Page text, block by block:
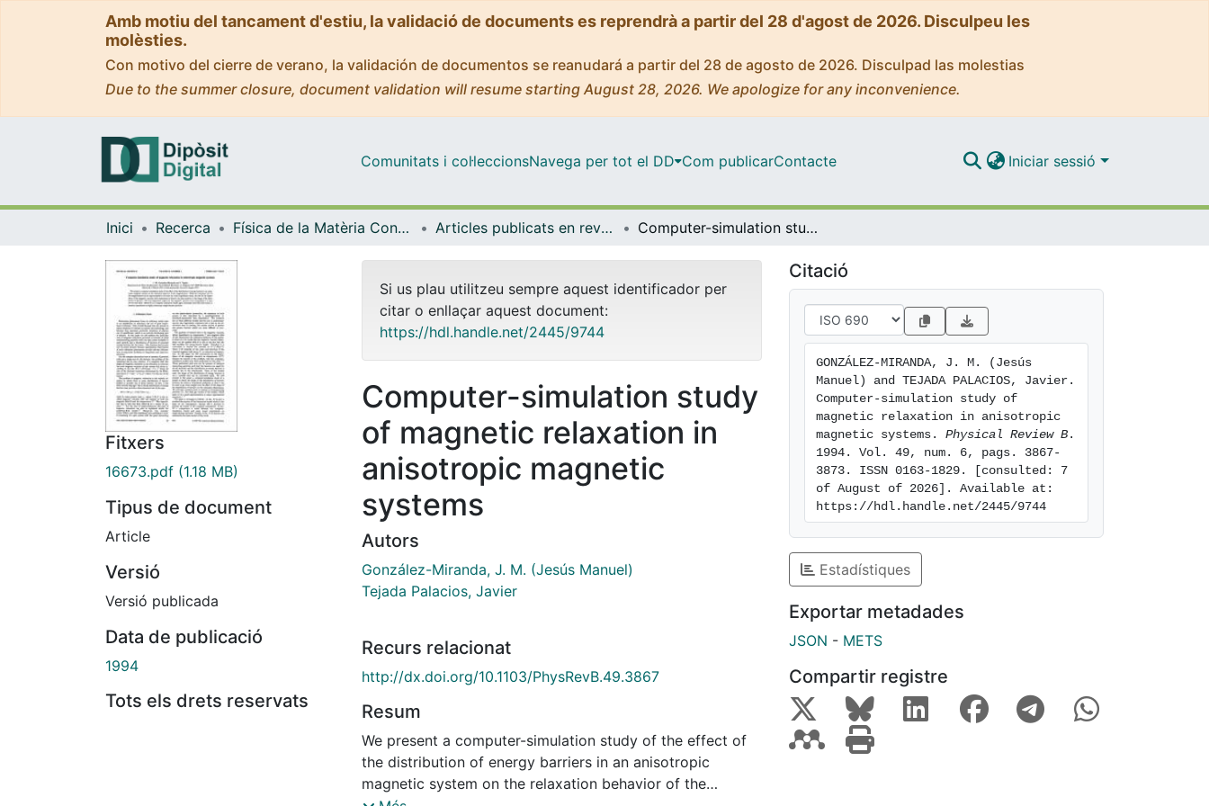
Amb motiu del tancament d'estiu, la validació de documents es reprendrà a partir del 28 d'agost de 2026. Disculpeu les
molèsties.
Con motivo del cierre de verano, la validación de documentos se reanudará a partir del 28 de agosto de 2026. Disculpad las molestias
Due to the summer closure, document validation will resume starting August 28, 2026. We apologize for any inconvenience.
Comunitats i col·leccionsNavega per tot el DD Com publicarContacte Iniciar sessió
Inici Recerca Física de la Matèria Condensada Articles publicats en revistes (Física de la Matèria Condensada) Computer-simulation study of magnetic relaxation in anisotropic magnetic systems
Fitxers
16673.pdf (1.18 MB)
Tipus de document
Article
Versió
Versió publicada
Data de publicació
1994
Tots els drets reservats
Si us plau utilitzeu sempre aquest identificador per
citar o enllaçar aquest document:
https://hdl.handle.net/2445/9744
Computer-simulation study
of magnetic relaxation in
anisotropic magnetic
systems
Autors
González-Miranda, J. M. (Jesús Manuel)
Tejada Palacios, Javier
Recurs relacionat
http://dx.doi.org/10.1103/PhysRevB.49.3867
Resum
We present a computer-simulation study of the effect of
the distribution of energy barriers in an anisotropic
magnetic system on the relaxation behavior of the
Citació
GONZÁLEZ-MIRANDA, J. M. (Jesús
Manuel) and TEJADA PALACIOS, Javier.
Computer-simulation study of
magnetic relaxation in anisotropic
magnetic systems. Physical Review B .
1994. Vol. 49, num. 6, pags. 3867-
3873. ISSN 0163-1829. [consulted: 7
of August of 2026]. Available at:
https://hdl.handle.net/2445/9744
Estadístiques
Exportar metadades
JSON - METS
Compartir registre